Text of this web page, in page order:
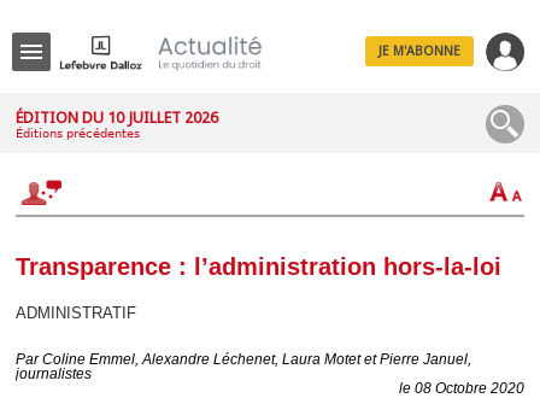
JE M'ABONNE
ÉDITION DU 10 JUILLET 2026
Éditions précédentes
Transparence : l’administration hors-la-loi
ADMINISTRATIF
ParColine Emmel, Alexandre Léchenet, Laura Motet et Pierre Januel,
journalistes
le 08 Octobre 2020